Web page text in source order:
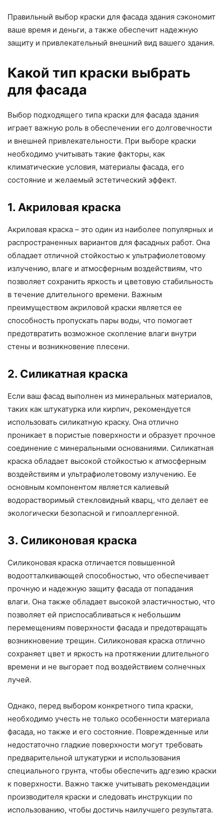
Правильный выбор краски для фасада здания сэкономит
ваше время и деньги, а также обеспечит надежную
защиту и привлекательный внешний вид вашего здания.
Какой тип краски выбрать
для фасада
Выбор подходящего типа краски для фасада здания
играет важную роль в обеспечении его долговечности
и внешней привлекательности. При выборе краски
необходимо учитывать такие факторы, как
климатические условия, материалы фасада, его
состояние и желаемый эстетический эффект.
1. Акриловая краска
Акриловая краска – это один из наиболее популярных и
распространенных вариантов для фасадных работ. Она
обладает отличной стойкостью к ультрафиолетовому
излучению, влаге и атмосферным воздействиям, что
позволяет сохранить яркость и цветовую стабильность
в течение длительного времени. Важным
преимуществом акриловой краски является ее
способность пропускать пары воды, что помогает
предотвратить возможное скопление влаги внутри
стены и возникновение плесени.
2. Силикатная краска
Если ваш фасад выполнен из минеральных материалов,
таких как штукатурка или кирпич, рекомендуется
использовать силикатную краску. Она отлично
проникает в пористые поверхности и образует прочное
соединение с минеральными основаниями. Силикатная
краска обладает высокой стойкостью к атмосферным
воздействиям и ультрафиолетовому излучению. Ее
основным компонентом является калиевый
водорастворимый стекловидный кварц, что делает ее
экологически безопасной и гипоаллергенной.
3. Силиконовая краска
Силиконовая краска отличается повышенной
водоотталкивающей способностью, что обеспечивает
прочную и надежную защиту фасада от попадания
влаги. Она также обладает высокой эластичностью, что
позволяет ей приспосабливаться к небольшим
перемещениям поверхности фасада и предотвращать
возникновение трещин. Силиконовая краска отлично
сохраняет цвет и яркость на протяжении длительного
времени и не выгорает под воздействием солнечных
лучей.
Однако, перед выбором конкретного типа краски,
необходимо учесть не только особенности материала
фасада, но также и его состояние. Поврежденные или
недостаточно гладкие поверхности могут требовать
предварительной штукатурки и использования
специального грунта, чтобы обеспечить адгезию краски
к поверхности. Важно также учитывать рекомендации
производителя краски и следовать инструкции по
использованию, чтобы достичь наилучшего результата.